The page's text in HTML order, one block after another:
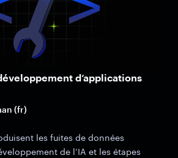
d’applications
(fr)
les fuites de données
de l’IA et les étapes